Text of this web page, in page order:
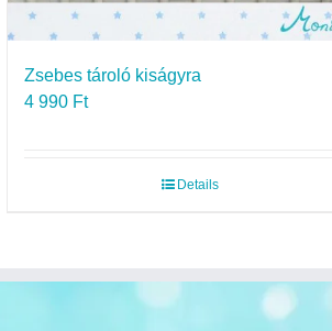
Zsebes tároló kiságyra
4 990 Ft
Details